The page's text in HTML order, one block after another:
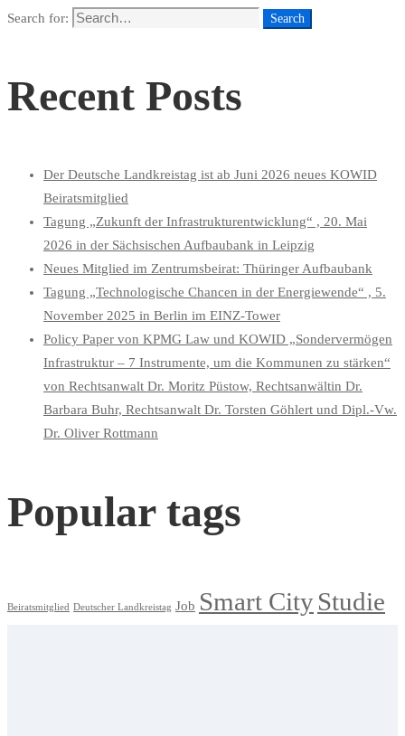
Search for: Search
Recent Posts
Der Deutsche Landkreistag ist ab Juni 2026 neues KOWID
Beiratsmitglied
Tagung „Zukunft der Infrastrukturentwicklung“ , 20. Mai
2026 in der Sächsischen Aufbaubank in Leipzig
Neues Mitglied im Zentrumsbeirat: Thüringer Aufbaubank
Tagung „Technologische Chancen in der Energiewende“ , 5.
November 2025 in Berlin im EINZ-Tower
Policy Paper von KPMG Law und KOWID „Sondervermögen
Infrastruktur – 7 Instrumente, um die Kommunen zu stärken“
von Rechtsanwalt Dr. Moritz Püstow, Rechtsanwältin Dr.
Barbara Buhr, Rechtsanwalt Dr. Torsten Göhlert und Dipl.-Vw.
Dr. Oliver Rottmann
Popular tags
Beiratsmitglied Deutscher Landkreistag Job Smart CityStudie